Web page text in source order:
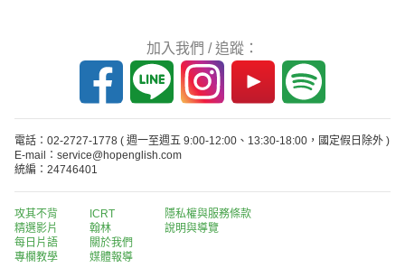
加入我們 / 追蹤：
電話：02-2727-1778 ( 週一至週五 9:00-12:00、13:30-18:00，國定假日除外 )
E-mail：service@hopenglish.com
統編：24746401
攻其不背
精選影片
每日片語
專欄教學
ICRT
翰林
關於我們
媒體報導
隱私權與服務條款
說明與導覽